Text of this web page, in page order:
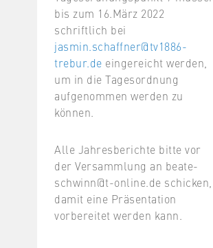
bis zum 16.März 2022
schriftlich bei
jasmin.schaffner@tv1886-
trebur.de eingereicht werden,
um in die Tagesordnung
aufgenommen werden zu
können.
Alle Jahresberichte bitte vor
der Versammlung an beate-
schwinn@t-online.de schicken,
damit eine Präsentation
vorbereitet werden kann.